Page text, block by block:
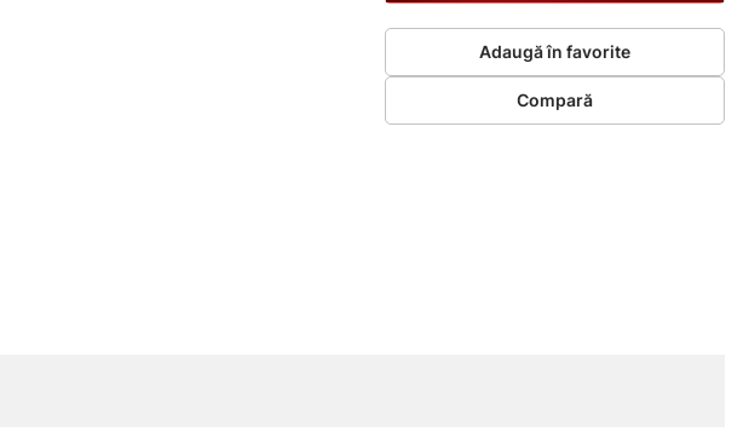
Adaugă în favorite
Compară